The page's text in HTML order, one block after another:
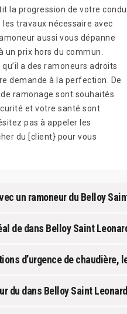
la progression de votre
travaux nécessaire avec
aussi vous dépanne
un prix hors du commun.
a des ramoneurs adroits
demande à la perfection. De
ramonage sont souhaités
et votre santé sont
pas à appeler les
du [client} pour vous
un ramoneur du Belloy
de dans Belloy Saint
d’urgence de chaudière,
du dans Belloy Saint Leonard